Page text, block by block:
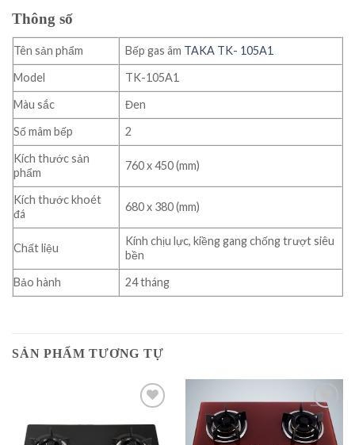
Thông số
Tên sản phẩm Bếp gas âm TAKA TK- 105A1
Model
TK-105A1
Màu sắc
Đen
Số mâm bếp
2
Kích thước sản
phẩm
760 x 450 (mm)
Kích thước khoét
đá
680 x 380 (mm)
Chất liệu
Kính chịu lực, kiềng gang chống trượt siêu
bền
Bảo hành
24 tháng
SẢN PHẨM TƯƠNG TỰ
wishlist
Add to
wishlist